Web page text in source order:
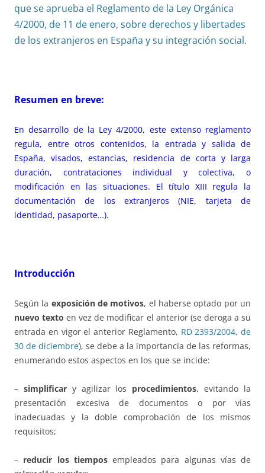
que se aprueba el Reglamento de la Ley Orgánica
4/2000, de 11 de enero, sobre derechos y libertades
de los extranjeros en España y su integración social.
Resumen en breve:
En desarrollo de la Ley 4/2000, este extenso reglamento
regula, entre otros contenidos, la entrada y salida de
España, visados, estancias, residencia de corta y larga
duración, contrataciones individual y colectiva, o
modificación en las situaciones. El título XIII regula la
documentación de los extranjeros (NIE, tarjeta de
identidad, pasaporte…).
Introducción
Según la exposición de motivos, el haberse optado por un
nuevo texto en vez de modificar el anterior (se deroga a su
entrada en vigor el anterior Reglamento, RD 2393/2004, de
30 de diciembre), se debe a la importancia de las reformas,
enumerando estos aspectos en los que se incide:
– simplificary agilizar los procedimientos, evitando la
presentación excesiva de documentos o por vías
inadecuadas y la doble comprobación de los mismos
requisitos;
– reducir los tiemposempleados para algunas vías de